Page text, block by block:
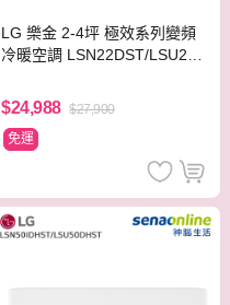
LG 樂金 2-4坪 極效系列變頻
冷暖空調 LSN22DST/LSU22D
$24,988 $27,900
免運